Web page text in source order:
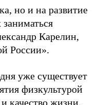
но и на развитие
Карелин,
России».
уже существует
физкультурой
качество жизни.